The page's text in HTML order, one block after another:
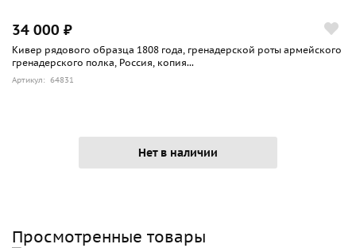
34 000 ₽
Кивер рядового образца 1808 года, гренадерской роты армейского
гренадерского полка, Россия, копия...
Артикул: 64831
Нет в наличии
Просмотренные товары